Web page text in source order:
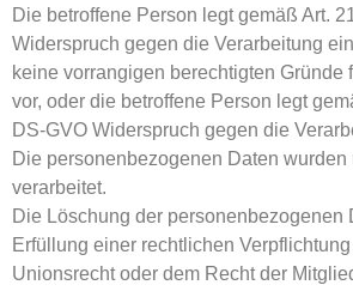
Die betroffene Person legt gemäß Art.
Widerspruch gegen die Verarbeitung
keine vorrangigen berechtigten Gründe
vor, oder die betroffene Person legt
DS-GVO Widerspruch gegen die
Die personenbezogenen Daten wurden
verarbeitet.
Die Löschung der personenbezogenen
Erfüllung einer rechtlichen
Unionsrecht oder dem Recht der